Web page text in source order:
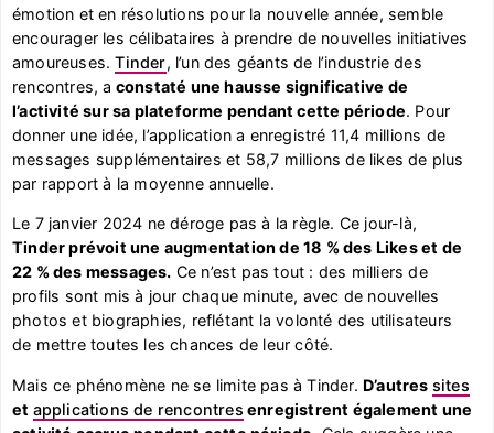
émotion et en résolutions pour la nouvelle année, semble
encourager les célibataires à prendre de nouvelles initiatives
amoureuses.Tinder, l’un des géants de l’industrie des
rencontres, a constaté une hausse significative de
l’activité sur sa plateforme pendant cette période. Pour
donner une idée, l’application a enregistré 11,4 millions de
messages supplémentaires et 58,7 millions de likes de plus
par rapport à la moyenne annuelle.
Le 7 janvier 2024 ne déroge pas à la règle. Ce jour-là,
Tinder prévoit une augmentation de 18 % des Likes et de
22 % des messages. Ce n’est pas tout : des milliers de
profils sont mis à jour chaque minute, avec de nouvelles
photos et biographies, reflétant la volonté des utilisateurs
de mettre toutes les chances de leur côté.
Mais ce phénomène ne se limite pas à Tinder. D’autres sites
et applications de rencontres enregistrent également une